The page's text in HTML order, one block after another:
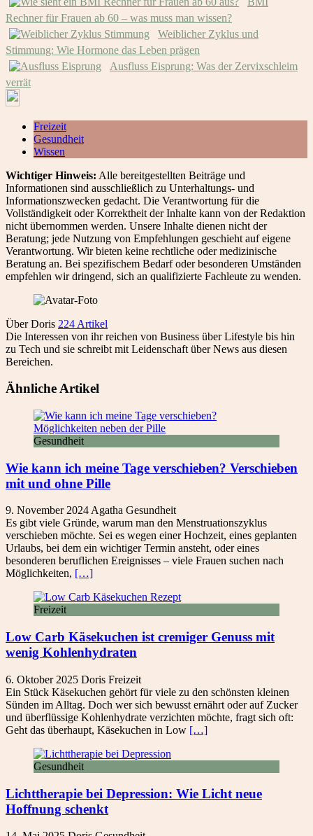
Rechner für Frauen ab 60 – was muss man wissen?
Weiblicher Zyklus und
Stimmung: Wie Hormone das Leben prägen
Ausfluss Eisprung: Was der Zervixschleim
verrät
Freizeit
Gesundheit
Wissen
Wichtiger Hinweis: Alle bereitgestellten Beiträge und
Informationen sind ausschließlich zu Unterhaltungs- und
Informationszwecken gedacht. Die Verantwortung für die
Vollständigkeit oder Korrektheit der Inhalte kann von der Redaktion
nicht übernommen werden. Unsere Inhalte dienen nicht der
Beratung; jede Nutzung von Empfehlungen geschieht auf eigene
Verantwortung. Wir bieten keine rechtliche oder medizinische
Beratung an. Bei spezifischem Bedarf oder besonderen Umständen
empfehlen wir dringend, sich an qualifizierte Fachleute zu wenden.
Über Doris 224 Artikel
Die Interessen von ihr reichen von Business über Lifestyle bis hin
zu Tech und sie schreibt mit Leidenschaft über News aus diesen
Bereichen.
Ähnliche Artikel
Gesundheit
Wie kann ich meine Tage verschieben? Verschieben
mit und ohne Pille
9. November 2024Agatha Gesundheit
Es gibt viele Gründe, warum man den Menstruationszyklus
verschieben möchte. Sei es wegen einer Hochzeit, eines geplanten
Urlaubs, bei dem ein wichtiger Termin ansteht, oder eines
besonderen beruflichen Ereignisses – viele Frauen suchen nach
Möglichkeiten, […]
Freizeit
Low Carb Käsekuchen ist cremiger Genuss mit
wenig Kohlenhydraten
6. Oktober 2025 Doris Freizeit
Ein Stück Käsekuchen gehört für viele zu den schönsten kleinen
Sünden im Alltag. Doch wer sich bewusst ernährt oder auf Zucker
und überflüssige Kohlenhydrate verzichten möchte, fragt sich oft:
Geht das überhaupt, Käsekuchen in Low […]
Gesundheit
Lichttherapie bei Depression: Wie Licht neue
Hoffnung schenkt